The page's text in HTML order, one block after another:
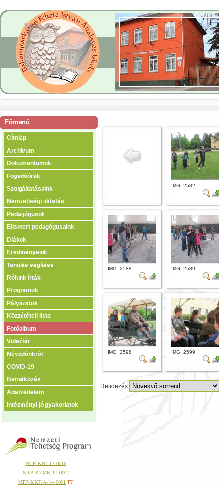
Főmenü
Címlap
Archívum
Dokumentumok
Fogadóórák
Szolgáltatásaink
Nemzetiségi oktatás
Pedagógusok
Elismert pedagógusaink
Diákok
Eredményeink
Tanulás segítése
Rólunk írták
Programok
Pályázatok
Közzétételi lista
Fotóalbum
Videótár
Névadónkról
COVID-19
Beiratkozás
Adatvédelem
Intézményi jó gyakorlatok
NTP-KNI-17-0018
NTP-KTMK-11-0002
NTP-KKT-A-14-0001 TT
IMG_2582
IMG_2588 IMG_2589
IMG_2598 IMG_2599
Rendezés